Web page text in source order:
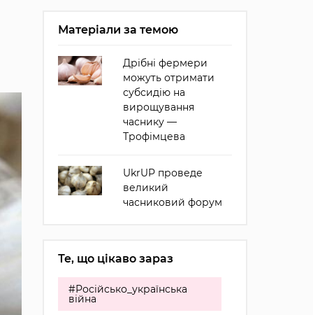
Матеріали за темою
Дрібні фермери
можуть отримати
субсидію на
вирощування
часнику —
Трофімцева
UkrUP проведе
великий
часниковий форум
Те, що цікаво зараз
#Російсько_українська
війна